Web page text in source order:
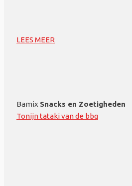
LEES MEER
Bamix Snacks en Zoetigheden
Tonijn tataki van de bbq